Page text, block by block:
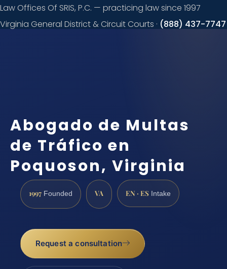
Law Offices Of SRIS, P.C. — practicing law since 1997
Virginia General District & Circuit Courts · (888) 437-7747
Abogado de Multas
de Tráfico en
Poquoson, Virginia
1997 Founded VA EN · ES Intake
Request a consultation